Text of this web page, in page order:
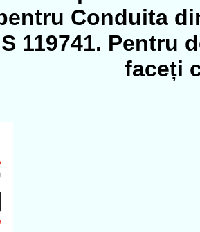
Conduita
119741.
faceți